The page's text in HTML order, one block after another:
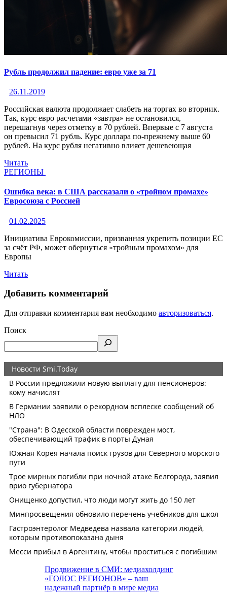
Рубль продолжил падение: евро уже за 71
26.11.2019
Российская валюта продолжает слабеть на торгах во вторник.
Так, курс евро расчетами «завтра» не остановился,
перешагнув через отметку в 70 рублей. Впервые с 7 августа
он превысил 71 рубль. Курс доллара по-прежнему выше 60
рублей. На курс рубля негативно влияет дешевеющая
Читать
РЕГИОНЫ
Ошибка века: в США рассказали о «тройном промахе»
Евросоюза с Россией
01.02.2025
Инициатива Еврокомиссии, призванная укрепить позиции ЕС
за счёт РФ, может обернуться «тройным промахом» для
Европы
Читать
Добавить комментарий
Для отправки комментария вам необходимо авторизоваться.
Поиск
Продвижение в СМИ: медиахолдинг
«ГОЛОС РЕГИОНОВ» – ваш
надежный партнёр в мире медиа